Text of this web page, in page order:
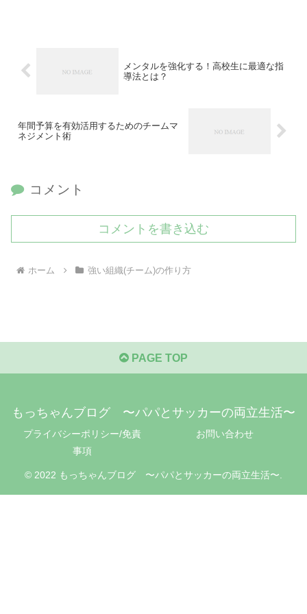
メンタルを強化する！高校生に最適な指
導法とは？
年間予算を有効活用するためのチームマ
ネジメント術
コメント
コメントを書き込む
ホーム 強い組織(チーム)の作り方
PAGE TOP
もっちゃんブログ 〜パパとサッカーの両立生活〜
プライバシーポリシー/免責
事項
お問い合わせ
© 2022 もっちゃんブログ 〜パパとサッカーの両立生活〜.